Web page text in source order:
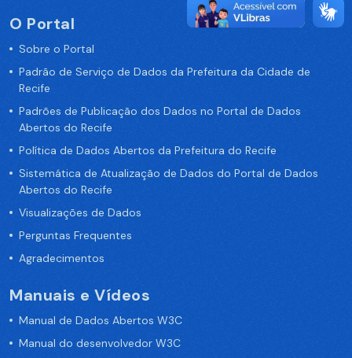
O Portal
Sobre o Portal
Padrão de Serviço de Dados da Prefeitura da Cidade de
Recife
Padrões de Publicação dos Dados no Portal de Dados
Abertos do Recife
Política de Dados Abertos da Prefeitura do Recife
Sistemática de Atualização de Dados do Portal de Dados
Abertos do Recife
Visualizações de Dados
Perguntas Frequentes
Agradecimentos
Manuais e Vídeos
Manual de Dados Abertos W3C
Manual do desenvolvedor W3C